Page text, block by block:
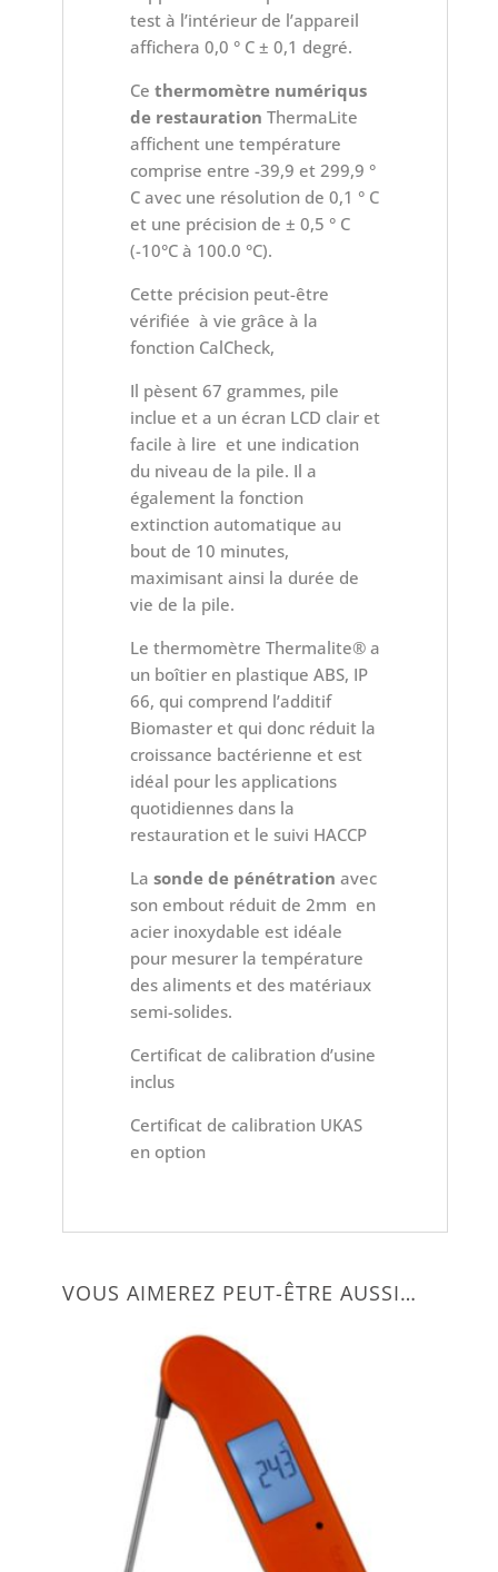
test à l’intérieur de l’appareil
affichera 0,0 ° C ± 0,1 degré.
Ce thermomètre numériqus
de restauration ThermaLite
affichent une température
comprise entre -39,9 et 299,9 °
C avec une résolution de 0,1 ° C
et une précision de ± 0,5 ° C
(-10°C à 100.0 °C).
Cette précision peut-être
vérifiée à vie grâce à la
fonction CalCheck,
Il pèsent 67 grammes, pile
inclue et a un écran LCD clair et
facile à lire et une indication
du niveau de la pile. Il a
également la fonction
extinction automatique au
bout de 10 minutes,
maximisant ainsi la durée de
vie de la pile.
Le thermomètre Thermalite® a
un boîtier en plastique ABS, IP
66, qui comprend l’additif
Biomaster et qui donc réduit la
croissance bactérienne et est
idéal pour les applications
quotidiennes dans la
restauration et le suivi HACCP
La sonde de pénétration avec
son embout réduit de 2mm en
acier inoxydable est idéale
pour mesurer la température
des aliments et des matériaux
semi-solides.
Certificat de calibration d’usine
inclus
Certificat de calibration UKAS
en option
VOUS AIMEREZ PEUT-ÊTRE AUSSI…